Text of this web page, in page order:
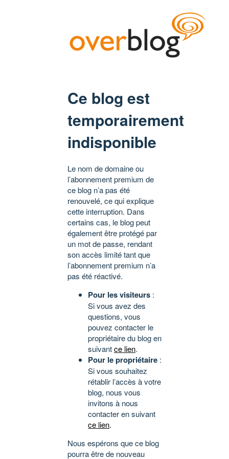
Ce blog est
temporairement
indisponible
Le nom de domaine ou
l’abonnement premium de
ce blog n’a pas été
renouvelé, ce qui explique
cette interruption. Dans
certains cas, le blog peut
également être protégé par
un mot de passe, rendant
son accès limité tant que
l’abonnement premium n’a
pas été réactivé.
Pour les visiteurs :
Si vous avez des
questions, vous
pouvez contacter le
propriétaire du blog en
suivantce lien.
Pour le propriétaire :
Si vous souhaitez
rétablir l’accès à votre
blog, nous vous
invitons à nous
contacter en suivant
ce lien.
Nous espérons que ce blog
pourra être de nouveau